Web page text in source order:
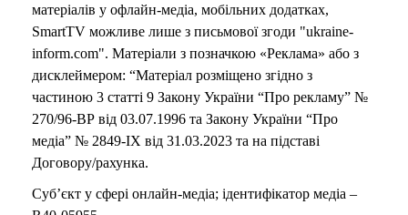
матеріалів у офлайн-медіа, мобільних додатках,
SmartTV можливе лише з письмової згоди "ukraine-
inform.com". Матеріали з позначкою «Реклама» або з
дисклеймером: “Матеріал розміщено згідно з
частиною 3 статті 9 Закону України “Про рекламу” №
270/96-ВР від 03.07.1996 та Закону України “Про
медіа” № 2849-IX від 31.03.2023 та на підставі
Договору/рахунка.
Суб’єкт у сфері онлайн-медіа; ідентифікатор медіа –